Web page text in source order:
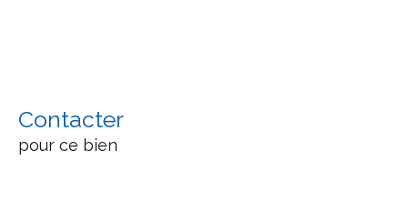
Contacter
pour ce bien